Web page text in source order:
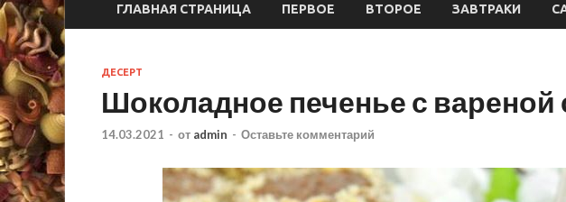
ГЛАВНАЯ СТРАНИЦА ПЕРВОЕ ВТОРОЕ ЗАВТРАКИ
ДЕСЕРТ
Шоколадное печенье с вареной
14.03.2021 - от admin - Оставьте комментарий